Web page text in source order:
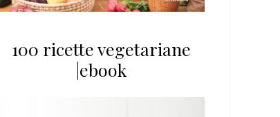
100 ricette vegetariane
|ebook